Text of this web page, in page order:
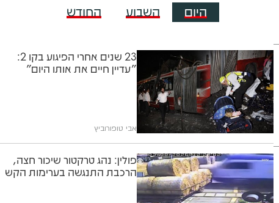
היום השבוע החודש
23 שנים אחרי הפיגוע בקו 2:
"עדיין חיים את אותו היום"
אבי טופורוביץ
פולין: נהג טרקטור שיכור חצה,
הרכבת התנגשה בערימות הקש